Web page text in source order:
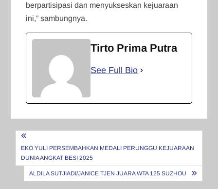
berpartisipasi dan menyukseskan kejuaraan
ini,” sambungnya.
Tirto Prima Putra
See Full Bio
Navigasi
pos
EKO YULI PERSEMBAHKAN MEDALI PERUNGGU KEJUARAAN
DUNIA ANGKAT BESI 2025
ALDILA SUTJIADI/JANICE TJEN JUARA WTA 125 SUZHOU